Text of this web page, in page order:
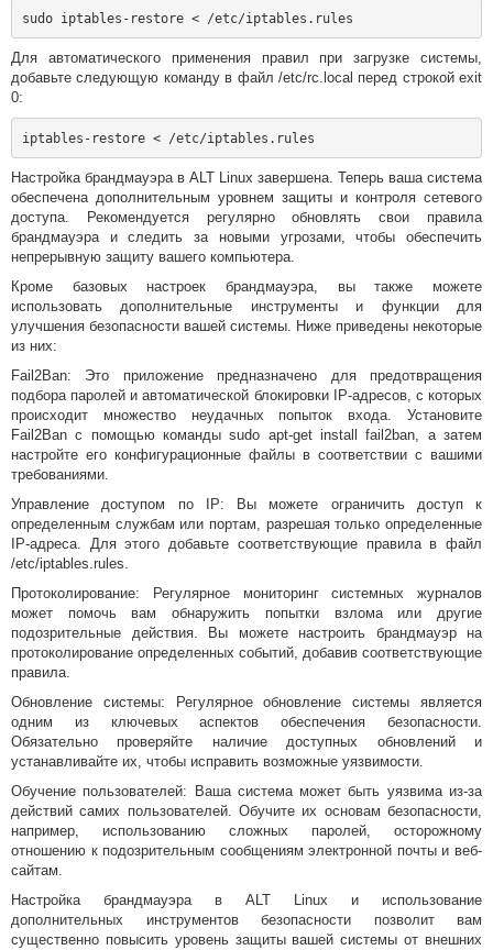
Для автоматического применения правил при загрузке системы,
добавьте следующую команду в файл /etc/rc.local перед строкой exit
0:
Настройка брандмауэра в ALT Linux завершена. Теперь ваша система
обеспечена дополнительным уровнем защиты и контроля сетевого
доступа. Рекомендуется регулярно обновлять свои правила
брандмауэра и следить за новыми угрозами, чтобы обеспечить
непрерывную защиту вашего компьютера.
Кроме базовых настроек брандмауэра, вы также можете
использовать дополнительные инструменты и функции для
улучшения безопасности вашей системы. Ниже приведены некоторые
из них:
Fail2Ban: Это приложение предназначено для предотвращения
подбора паролей и автоматической блокировки IP-адресов, с которых
происходит множество неудачных попыток входа. Установите
Fail2Ban с помощью команды sudo apt-get install fail2ban, а затем
настройте его конфигурационные файлы в соответствии с вашими
требованиями.
Управление доступом по IP: Вы можете ограничить доступ к
определенным службам или портам, разрешая только определенные
IP-адреса. Для этого добавьте соответствующие правила в файл
/etc/iptables.rules.
Протоколирование: Регулярное мониторинг системных журналов
может помочь вам обнаружить попытки взлома или другие
подозрительные действия. Вы можете настроить брандмауэр на
протоколирование определенных событий, добавив соответствующие
правила.
Обновление системы: Регулярное обновление системы является
одним из ключевых аспектов обеспечения безопасности.
Обязательно проверяйте наличие доступных обновлений и
устанавливайте их, чтобы исправить возможные уязвимости.
Обучение пользователей: Ваша система может быть уязвима из-за
действий самих пользователей. Обучите их основам безопасности,
например, использованию сложных паролей, осторожному
отношению к подозрительным сообщениям электронной почты и веб-
сайтам.
Настройка брандмауэра в ALT Linux и использование
дополнительных инструментов безопасности позволит вам
существенно повысить уровень защиты вашей системы от внешних